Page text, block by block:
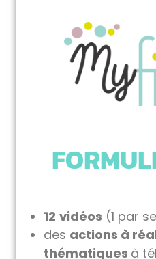
12 vidéos (1 par
des actions à
thématiques à